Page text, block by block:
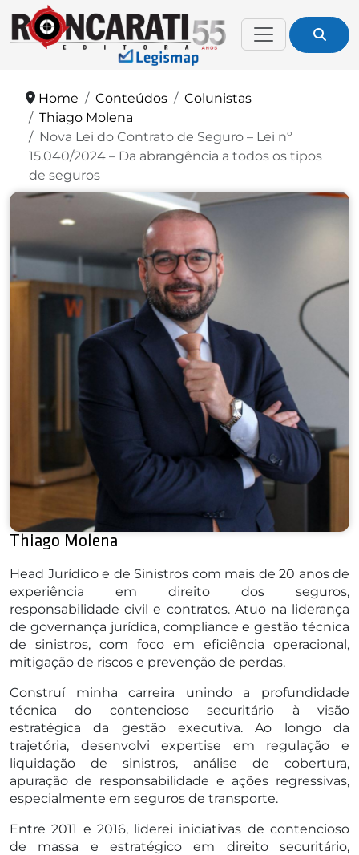
Home Conteúdos
Colunistas
Thiago Molena
Nova Lei do Contrato de Seguro – Lei nº
15.040/2024 – Da abrangência a todos os tipos
de seguros
Thiago Molena
Head Jurídico e de Sinistros com mais de 20 anos de
experiência em direito dos seguros,
responsabilidade civil e contratos. Atuo na liderança
de governança jurídica, compliance e gestão técnica
de sinistros, com foco em eficiência operacional,
mitigação de riscos e prevenção de perdas.
Construí minha carreira unindo a profundidade
técnica do contencioso securitário à visão
estratégica da gestão executiva. Ao longo da
trajetória, desenvolvi expertise em regulação e
liquidação de sinistros, análise de cobertura,
apuração de responsabilidade e ações regressivas,
especialmente em seguros de transporte.
Entre 2011 e 2016, liderei iniciativas de contencioso
de massa e estratégico em direito securitário,